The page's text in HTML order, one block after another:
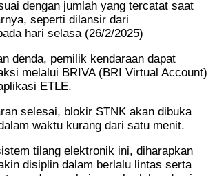
dengan jumlah yang tercatat saat
seperti dilansir dari
hari selasa (26/2/2025)
denda, pemilik kendaraan dapat
melalui BRIVA (BRI Virtual Account)
ETLE.
selesai, blokir STNK akan dibuka
waktu kurang dari satu menit.
tilang elektronik ini, diharapkan
disiplin dalam berlalu lintas serta